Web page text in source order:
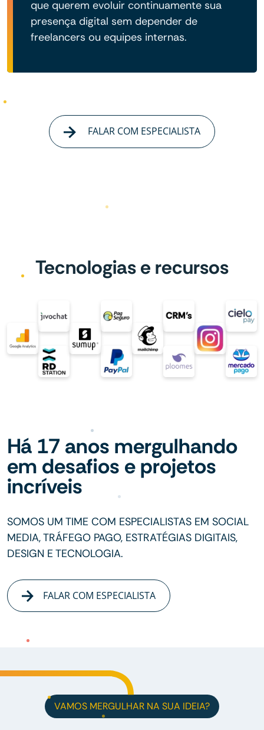
que querem evoluir continuamente sua
presença digital sem depender de
freelancers ou equipes internas.
FALAR COM ESPECIALISTA
Tecnologias e recursos
Há 17 anos mergulhando
em desafios e projetos
incríveis
SOMOS UM TIME COM ESPECIALISTAS EM SOCIAL
MEDIA, TRÁFEGO PAGO, ESTRATÉGIAS DIGITAIS,
DESIGN E TECNOLOGIA.
FALAR COM ESPECIALISTA
VAMOS MERGULHAR NA SUA IDEIA?